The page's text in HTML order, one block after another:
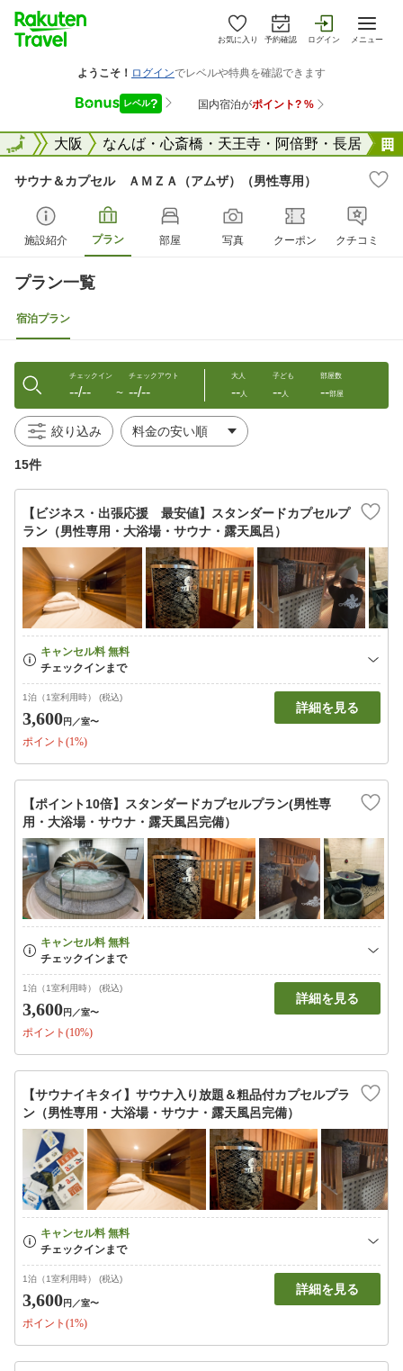
お気に入り 予約確認 ログイン メニュー
阪府 大阪 なんば・心斎橋・天王寺・阿倍野・長居
全国
サウナ＆カプセル ＡＭＺＡ（アムザ）（男性専用）
施設紹介 プラン 部屋 写真 クーポン クチコミ
プラン一覧
宿泊プラン
チェックイン
--/-- 〜
チェックアウト
--/--
大人
--人
子ども
--人
部屋数
--部屋
絞り込み
15件
【ビジネス・出張応援 最安値】スタンダードカプセルプ
ラン（男性専用・大浴場・サウナ・露天風呂）
1泊（1室利用時） (税込)
3,600円 ／室〜
ポイント(1%)
詳細を見る
【ポイント10倍】スタンダードカプセルプラン(男性専
用・大浴場・サウナ・露天風呂完備）
1泊（1室利用時） (税込)
3,600円 ／室〜
ポイント(10%)
詳細を見る
【サウナイキタイ】サウナ入り放題＆粗品付カプセルプラ
ン（男性専用・大浴場・サウナ・露天風呂完備）
1泊（1室利用時） (税込)
3,600円 ／室〜
ポイント(1%)
詳細を見る